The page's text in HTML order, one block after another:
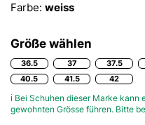
Farbe: weiss
Größe wählen
36.5 37 37.5
40.5
41.5 42
ℹ Bei Schuhen dieser Marke
gewohnten Grösse führen. Bitte